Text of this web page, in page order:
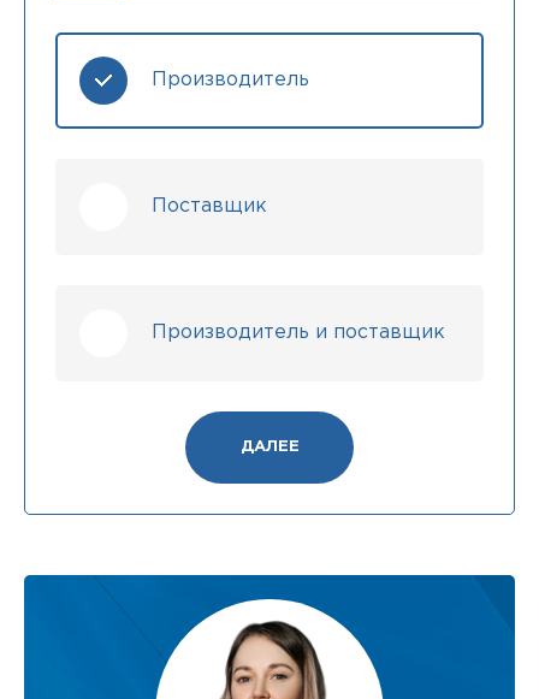
Производитель
Поставщик
Производитель и поставщик
ДАЛЕЕ